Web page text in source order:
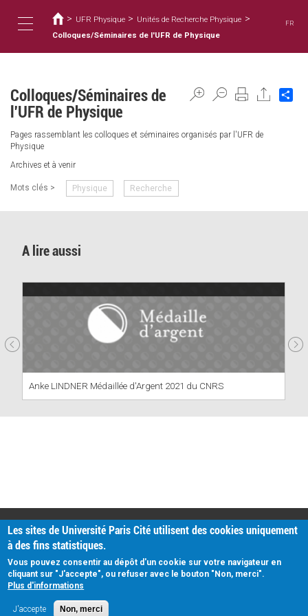
main
Toggle
navigation
are
here
> UFR Physique > Unités de Recherche Physique >
Colloques/Séminaires de l'UFR de Physique
FR
Colloques/Séminaires de
l'UFR de Physique
Pages rassemblant les colloques et séminaires organisés par l'UFR de
Physique
Archives et à venir
Mots clés > Physique Recherche
A lire aussi
Anke LINDNER Médaillée d'Argent 2021 du CNRS
PRATIQUE
Plan d'accès
Intranet
Mentions légales
Données personnelles
Les sites de Université Paris Cité utilisent des cookies uniquement
à des fins statistiques.
Vous pouvez consentir au dépôt d'un cookie sur votre navigateur en
cliquant sur "J'accepte", ou refuser avec le bouton "Non, merci".
Plus d'informations
J'accepte Non, merci